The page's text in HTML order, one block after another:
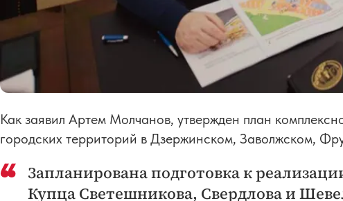
Как заявил Артем Молчанов, утвержден план
городских территорий в Дзержинском, Заволжском,
Запланирована подготовка к
Купца Светешникова, Свердлова и